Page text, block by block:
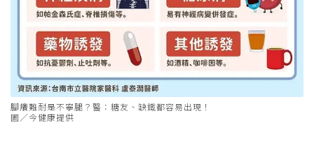
腳癢難耐是不寧腿？醫：糖友、缺鐵都容易出現！
圖／今健康提供